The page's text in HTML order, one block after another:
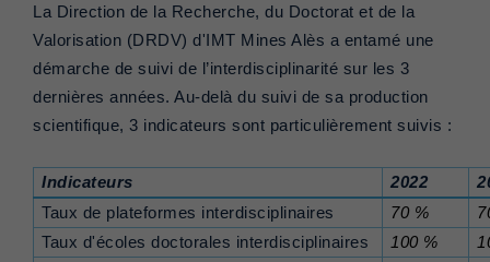
La Direction de la Recherche, du Doctorat et de la
Valorisation (DRDV) d'IMT Mines Alès a entamé une
démarche de suivi de l’interdisciplinarité sur les 3
dernières années. Au-delà du suivi de sa production
scientifique, 3 indicateurs sont particulièrement suivis :
Indicateurs 2022
Taux de plateformes interdisciplinaires
70 %
Taux d'écoles doctorales interdisciplinaires
100 %